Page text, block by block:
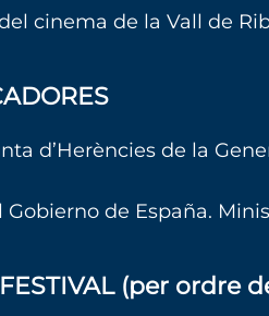
cinema de la Vall de
d’Herències de la
de España.
FESTIVAL (per ordre